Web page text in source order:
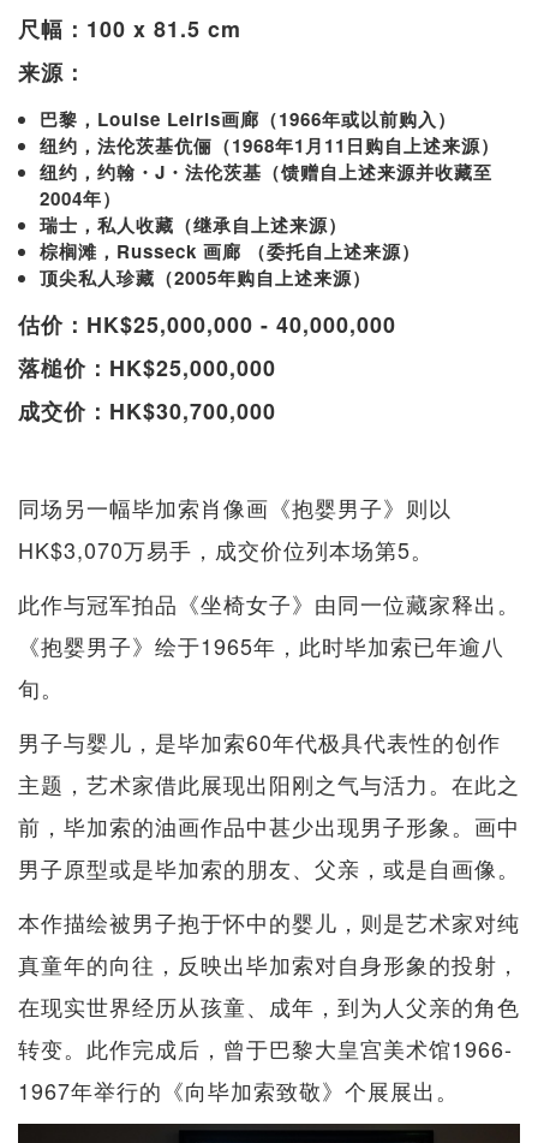
尺幅：100 x 81.5 cm
来源：
巴黎，Louise Leiris画廊（1966年或以前购入）
纽约，法伦茨基伉俪（1968年1月11日购自上述来源）
纽约，约翰・J・法伦茨基（馈赠自上述来源并收藏至
2004年）
瑞士，私人收藏（继承自上述来源）
棕榈滩，Russeck 画廊 （委托自上述来源）
顶尖私人珍藏（2005年购自上述来源）
估价：HK$25,000,000 - 40,000,000
落槌价：HK$25,000,000
成交价：HK$30,700,000
同场另一幅毕加索肖像画《抱婴男子》则以
HK$3,070万易手，成交价位列本场第5。
此作与冠军拍品《坐椅女子》由同一位藏家释出。
《抱婴男子》绘于1965年，此时毕加索已年逾八
旬。
男子与婴儿，是毕加索60年代极具代表性的创作
主题，艺术家借此展现出阳刚之气与活力。在此之
前，毕加索的油画作品中甚少出现男子形象。画中
男子原型或是毕加索的朋友、父亲，或是自画像。
本作描绘被男子抱于怀中的婴儿，则是艺术家对纯
真童年的向往，反映出毕加索对自身形象的投射，
在现实世界经历从孩童、成年，到为人父亲的角色
转变。此作完成后，曾于巴黎大皇宫美术馆1966-
1967年举行的《向毕加索致敬》个展展出。